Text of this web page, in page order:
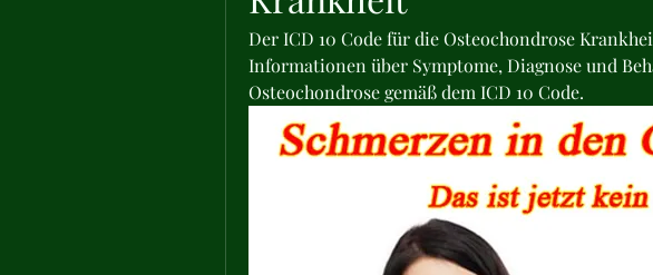
Der ICD 10 Code für die Osteochondrose
Informationen über Symptome, Diagnose und
Osteochondrose gemäß dem ICD 10 Code.